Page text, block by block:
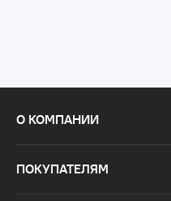
О КОМПАНИИ
ПОКУПАТЕЛЯМ